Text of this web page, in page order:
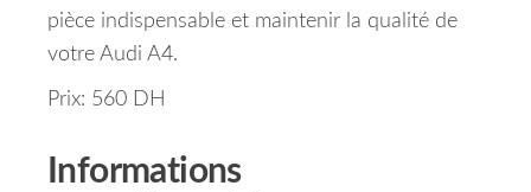
pièce indispensable et maintenir la qualité de
votre Audi A4.
Prix: 560 DH
Informations